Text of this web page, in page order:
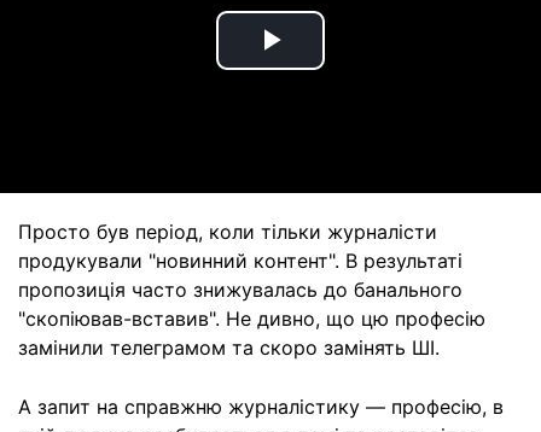
Play
Просто був період, коли тільки журналісти
продукували "новинний контент". В результаті
пропозиція часто знижувалась до банального
"скопіював-вставив". Не дивно, що цю професію
замінили телеграмом та скоро замінять ШІ.
А запит на справжню журналістику — професію, в